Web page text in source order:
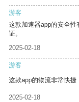
游客
这款加速器app的安全
证。
2025-02-18
游客
这款app的物流非常快捷
2025-02-18